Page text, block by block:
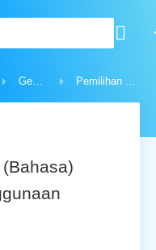
General Pemilihan Language (Bahasa) untuk Tampilan Penggunaan Sistem